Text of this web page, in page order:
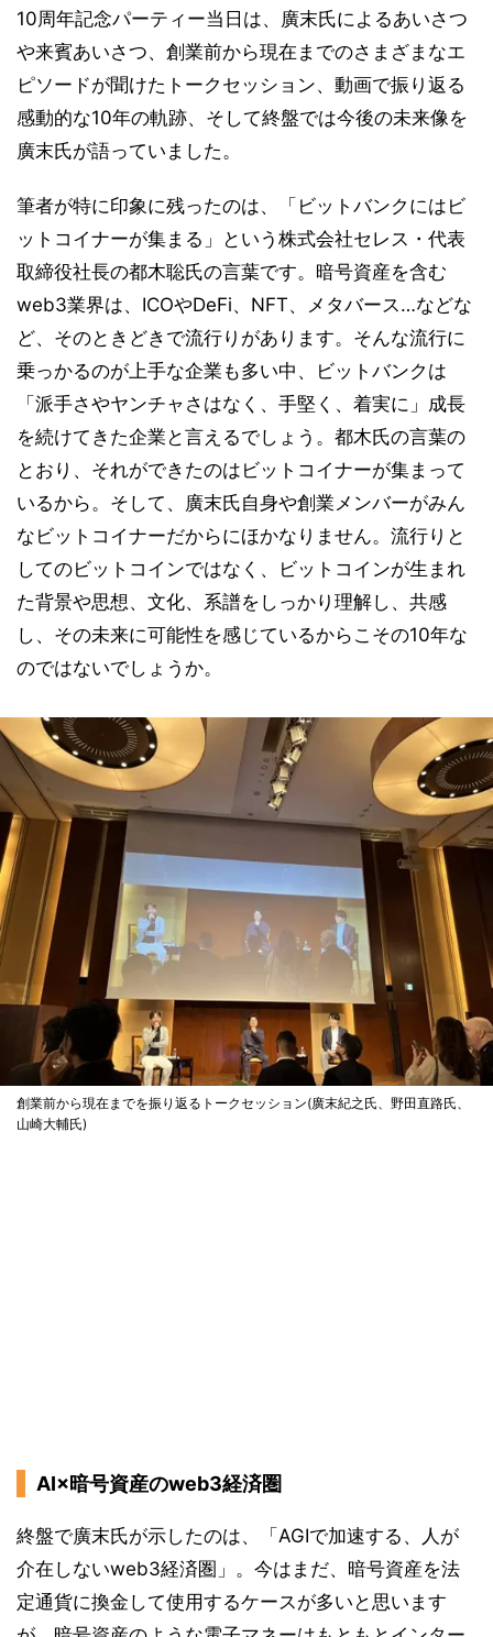
10周年記念パーティー当日は、廣末氏によるあいさつ
や来賓あいさつ、創業前から現在までのさまざまなエ
ピソードが聞けたトークセッション、動画で振り返る
感動的な10年の軌跡、そして終盤では今後の未来像を
廣末氏が語っていました。
筆者が特に印象に残ったのは、「ビットバンクにはビ
ットコイナーが集まる」という株式会社セレス・代表
取締役社長の都木聡氏の言葉です。暗号資産を含む
web3業界は、ICOやDeFi、NFT、メタバース…などな
ど、そのときどきで流行りがあります。そんな流行に
乗っかるのが上手な企業も多い中、ビットバンクは
「派手さやヤンチャさはなく、手堅く、着実に」成長
を続けてきた企業と言えるでしょう。都木氏の言葉の
とおり、それができたのはビットコイナーが集まって
いるから。そして、廣末氏自身や創業メンバーがみん
なビットコイナーだからにほかなりません。流行りと
してのビットコインではなく、ビットコインが生まれ
た背景や思想、文化、系譜をしっかり理解し、共感
し、その未来に可能性を感じているからこその10年な
のではないでしょうか。
創業前から現在までを振り返るトークセッション(廣末紀之氏、野田直路氏、
山崎大輔氏)
AI×暗号資産のweb3経済圏
終盤で廣末氏が示したのは、「AGIで加速する、人が
介在しないweb3経済圏」。今はまだ、暗号資産を法
定通貨に換金して使用するケースが多いと思います